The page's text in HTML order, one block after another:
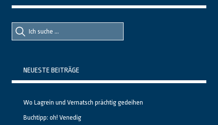
Suche
nach::
Suche
nach:
NEUESTE BEITRÄGE
Wo Lagrein und Vernatsch prächtig gedeihen
Buchtipp: oh! Venedig